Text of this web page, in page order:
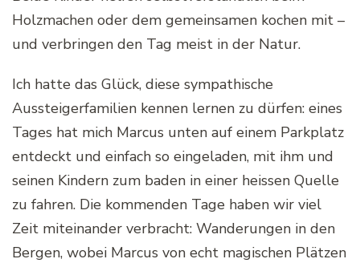
Holzmachen oder dem gemeinsamen kochen mit –
und verbringen den Tag meist in der Natur.
Ich hatte das Glück, diese sympathische
Aussteigerfamilien kennen lernen zu dürfen: eines
Tages hat mich Marcus unten auf einem Parkplatz
entdeckt und einfach so eingeladen, mit ihm und
seinen Kindern zum baden in einer heissen Quelle
zu fahren. Die kommenden Tage haben wir viel
Zeit miteinander verbracht: Wanderungen in den
Bergen, wobei Marcus von echt magischen Plätzen